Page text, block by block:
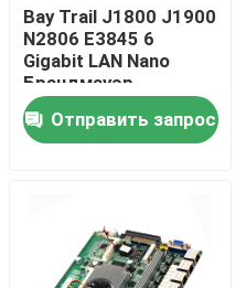
Bay Trail J1800 J1900
N2806 E3845 6
Gigabit LAN Nano
Брандмауэр
Материнская плата
компьютера
Материнская плата
Отправить запрос